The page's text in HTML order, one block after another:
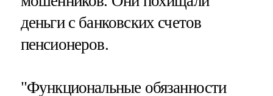
деньги с банковских счетов
пенсионеров.
"Функциональные обязанности